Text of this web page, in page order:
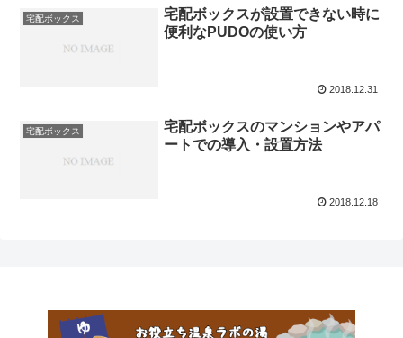
宅配ボックス
宅配ボックスが設置できない時に
便利なPUDOの使い方
2018.12.31
宅配ボックス
宅配ボックスのマンションやアパ
ートでの導入・設置方法
2018.12.18